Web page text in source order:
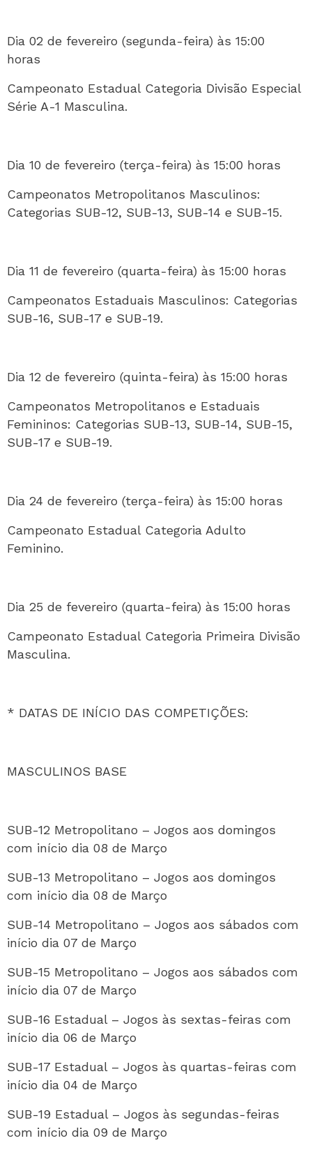
Dia 02 de fevereiro (segunda-feira) às 15:00
horas
Campeonato Estadual Categoria Divisão Especial
Série A-1 Masculina.
Dia 10 de fevereiro (terça-feira) às 15:00 horas
Campeonatos Metropolitanos Masculinos:
Categorias SUB-12, SUB-13, SUB-14 e SUB-15.
Dia 11 de fevereiro (quarta-feira) às 15:00 horas
Campeonatos Estaduais Masculinos: Categorias
SUB-16, SUB-17 e SUB-19.
Dia 12 de fevereiro (quinta-feira) às 15:00 horas
Campeonatos Metropolitanos e Estaduais
Femininos: Categorias SUB-13, SUB-14, SUB-15,
SUB-17 e SUB-19.
Dia 24 de fevereiro (terça-feira) às 15:00 horas
Campeonato Estadual Categoria Adulto
Feminino.
Dia 25 de fevereiro (quarta-feira) às 15:00 horas
Campeonato Estadual Categoria Primeira Divisão
Masculina.
* DATAS DE INÍCIO DAS COMPETIÇÕES:
MASCULINOS BASE
SUB-12 Metropolitano – Jogos aos domingos
com início dia 08 de Março
SUB-13 Metropolitano – Jogos aos domingos
com início dia 08 de Março
SUB-14 Metropolitano – Jogos aos sábados com
início dia 07 de Março
SUB-15 Metropolitano – Jogos aos sábados com
início dia 07 de Março
SUB-16 Estadual – Jogos às sextas-feiras com
início dia 06 de Março
SUB-17 Estadual – Jogos às quartas-feiras com
início dia 04 de Março
SUB-19 Estadual – Jogos às segundas-feiras
com início dia 09 de Março